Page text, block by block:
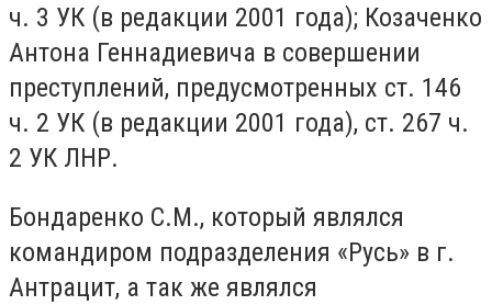
ч. 3 УК (в редакции 2001 года); Козаченко
Антона Геннадиевича в совершении
преступлений, предусмотренных ст. 146
ч. 2 УК (в редакции 2001 года), ст. 267 ч.
2 УК ЛНР.
Бондаренко С.М., который являлся
командиром подразделения «Русь» в г.
Антрацит, а так же являлся